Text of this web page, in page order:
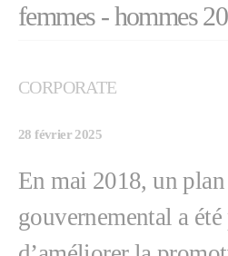
femmes - hommes
CORPORATE
28 février 2025
En mai 2018, un plan
gouvernemental a